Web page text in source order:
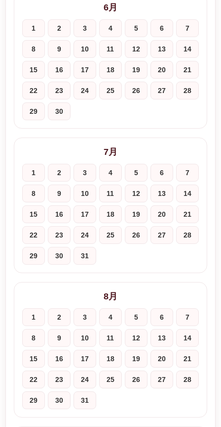
6月
1 2 3 4 5 6 7
8 9 10 11 12 13 14
15 16 17 18 19 20 21
22 23 24 25 26 27 28
29 30
7月
1 2 3 4 5 6 7
8 9 10 11 12 13 14
15 16 17 18 19 20 21
22 23 24 25 26 27 28
29 30 31
8月
1 2 3 4 5 6 7
8 9 10 11 12 13 14
15 16 17 18 19 20 21
22 23 24 25 26 27 28
29 30 31